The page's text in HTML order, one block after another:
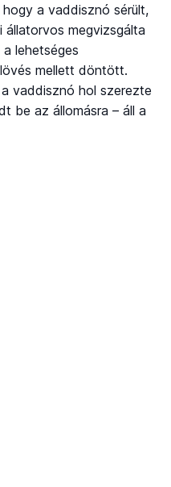
a vaddisznó sérült,
megvizsgálta
lehetséges
mellett döntött.
vaddisznó hol szerezte
be az állomásra – áll a